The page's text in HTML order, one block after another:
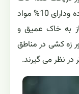
شنی رسی، لومی و یا خاکی که کمی رسی بوده ودارای 10% مواد
به خاک عمیق و
زه کشی در مناطق
در نظر می گیرند.